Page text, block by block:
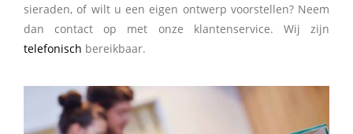
sieraden, of wilt u een eigen ontwerp voorstellen? Neem
dan contact op met onze klantenservice. Wij zijn
telefonisch bereikbaar.